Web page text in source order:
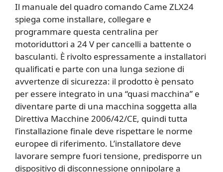
Il manuale del quadro comando Came ZLX24
spiega come installare, collegare e
programmare questa centralina per
motoriduttori a 24 V per cancelli a battente o
basculanti. È rivolto espressamente a installatori
qualificati e parte con una lunga sezione di
avvertenze di sicurezza: il prodotto è pensato
per essere integrato in una “quasi macchina” e
diventare parte di una macchina soggetta alla
Direttiva Macchine 2006/42/CE, quindi tutta
l’installazione finale deve rispettare le norme
europee di riferimento. L’installatore deve
lavorare sempre fuori tensione, predisporre un
dispositivo di disconnessione onnipolare a